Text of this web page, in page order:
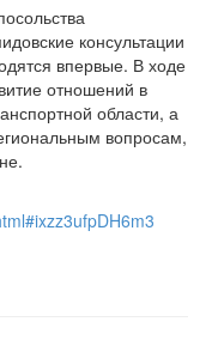
консультации
впервые. В ходе
отношений в
области, а
вопросам,